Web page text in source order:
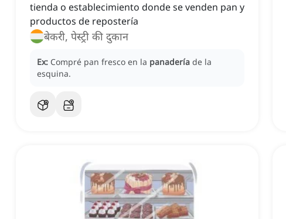
tienda o establecimiento donde se venden pan y
productos de repostería
बेकरी, पेस्ट्री की दुकान
Ex: Compré pan fresco en la panadería de la
esquina.